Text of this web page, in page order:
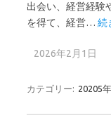
出会い、経営経験
を得て、経営… 続
2026年2月1日
カテゴリー: 20205年